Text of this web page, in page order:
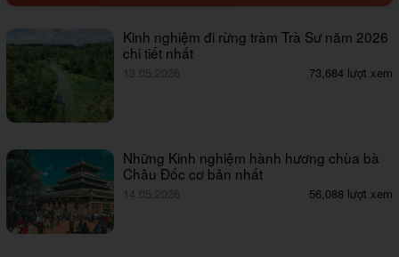
Kinh nghiệm đi rừng tràm Trà Sư năm 2026
chi tiết nhất
13.05.2026 73,684 lượt xem
Những Kinh nghiệm hành hương chùa bà
Châu Đốc cơ bản nhất
14.05.2026 56,088 lượt xem